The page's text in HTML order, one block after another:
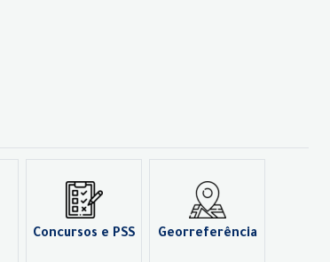
Concursos e PSS Georreferência